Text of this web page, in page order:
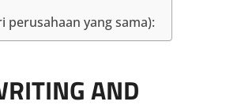
yang sama):
AND